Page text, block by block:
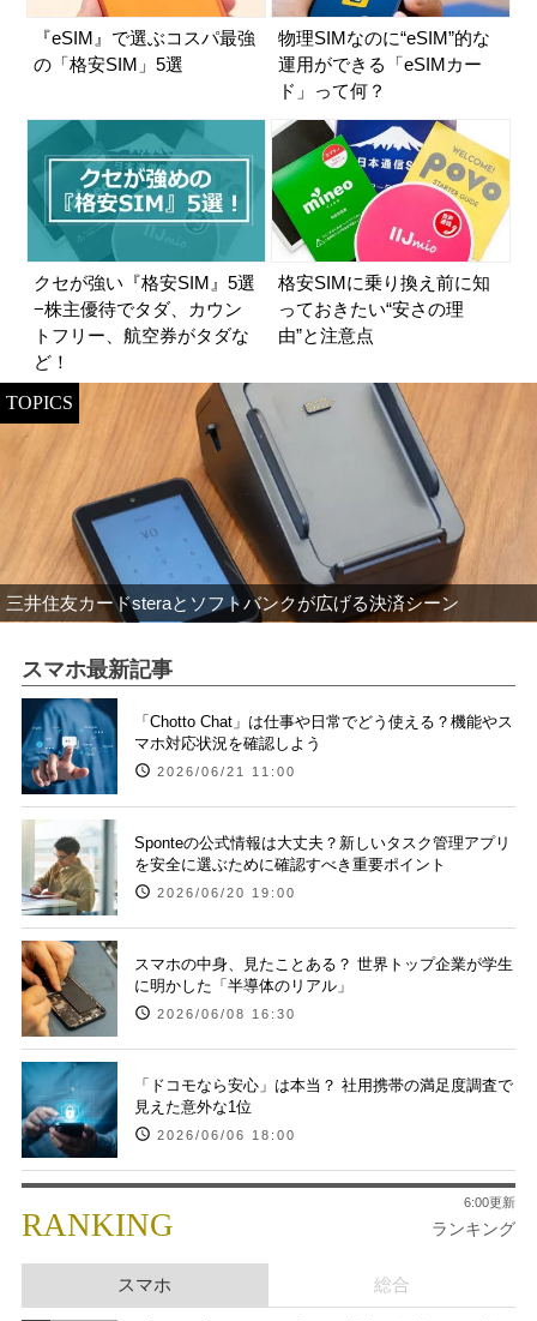
『eSIM』で選ぶコスパ最強
の「格安SIM」5選
物理SIMなのに“eSIM”的な
運用ができる「eSIMカー
ド」って何？
クセが強い『格安SIM』5選
−株主優待でタダ、カウン
トフリー、航空券がタダな
ど！
格安SIMに乗り換え前に知
っておきたい“安さの理
由”と注意点
TOPICS
三井住友カードsteraとソフトバンクが広げる決済シーン
スマホ最新記事
「Chotto Chat」は仕事や日常でどう使える？機能やス
マホ対応状況を確認しよう
2026/06/21 11:00
Sponteの公式情報は大丈夫？新しいタスク管理アプリ
を安全に選ぶために確認すべき重要ポイント
2026/06/20 19:00
スマホの中身、見たことある？ 世界トップ企業が学生
に明かした「半導体のリアル」
2026/06/08 16:30
「ドコモなら安心」は本当？ 社用携帯の満足度調査で
見えた意外な1位
2026/06/06 18:00
RANKING ランキング
6:00更新
スマホ 総合